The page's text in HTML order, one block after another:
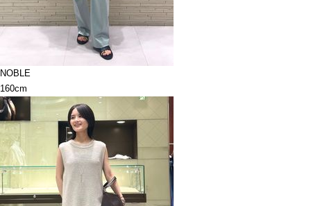
NOBLE
160cm